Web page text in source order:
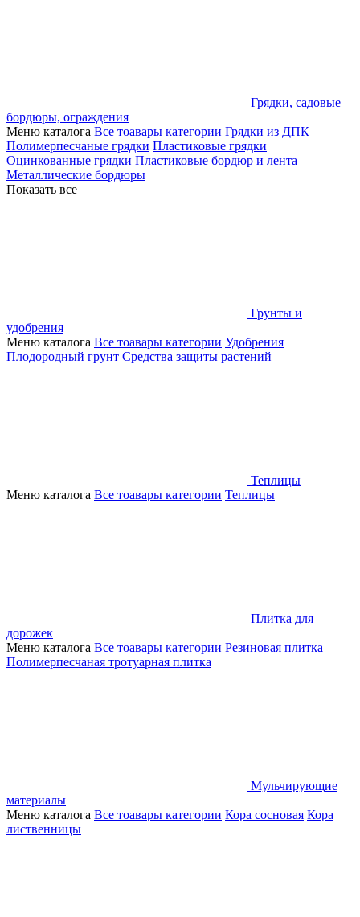
Грядки, садовые
бордюры, ограждения
Меню каталога Все тоавары категории Грядки из ДПК
Полимерпесчаные грядки Пластиковые грядки
Оцинкованные грядки Пластиковые бордюр и лента
Металлические бордюры
Показать все
Грунты и
удобрения
Меню каталога Все тоавары категории Удобрения
Плодородный грунт Средства защиты растений
Теплицы
Меню каталога Все тоавары категории Теплицы
Плитка для
дорожек
Меню каталога Все тоавары категории Резиновая плитка
Полимерпесчаная тротуарная плитка
Мульчирующие
материалы
Меню каталога Все тоавары категории Кора сосновая Кора
лиственницы